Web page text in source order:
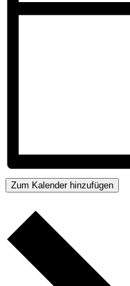
Zum Kalender hinzufügen